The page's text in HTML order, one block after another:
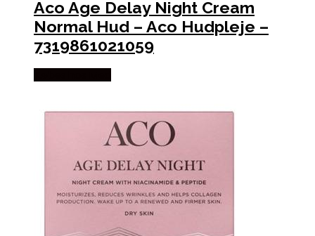
Aco Age Delay Night Cream
Normal Hud – Aco Hudpleje –
7319861021059